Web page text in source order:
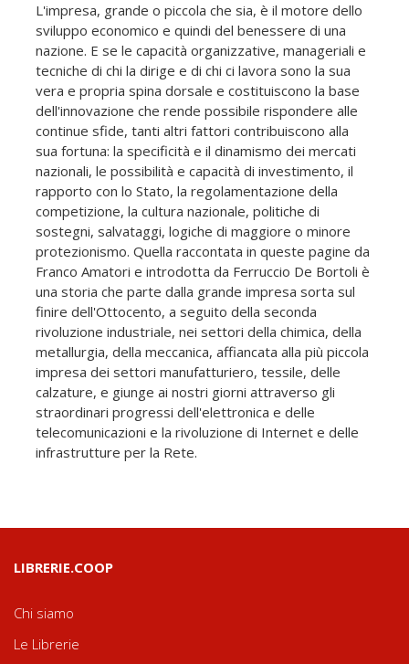
L'impresa, grande o piccola che sia, è il motore dello
sviluppo economico e quindi del benessere di una
nazione. E se le capacità organizzative, manageriali e
tecniche di chi la dirige e di chi ci lavora sono la sua
vera e propria spina dorsale e costituiscono la base
dell'innovazione che rende possibile rispondere alle
continue sfide, tanti altri fattori contribuiscono alla
sua fortuna: la specificità e il dinamismo dei mercati
nazionali, le possibilità e capacità di investimento, il
rapporto con lo Stato, la regolamentazione della
competizione, la cultura nazionale, politiche di
sostegni, salvataggi, logiche di maggiore o minore
protezionismo. Quella raccontata in queste pagine da
Franco Amatori e introdotta da Ferruccio De Bortoli è
una storia che parte dalla grande impresa sorta sul
finire dell'Ottocento, a seguito della seconda
rivoluzione industriale, nei settori della chimica, della
metallurgia, della meccanica, affiancata alla più piccola
impresa dei settori manufatturiero, tessile, delle
calzature, e giunge ai nostri giorni attraverso gli
straordinari progressi dell'elettronica e delle
telecomunicazioni e la rivoluzione di Internet e delle
infrastrutture per la Rete.
LIBRERIE.COOP
Chi siamo
Le Librerie